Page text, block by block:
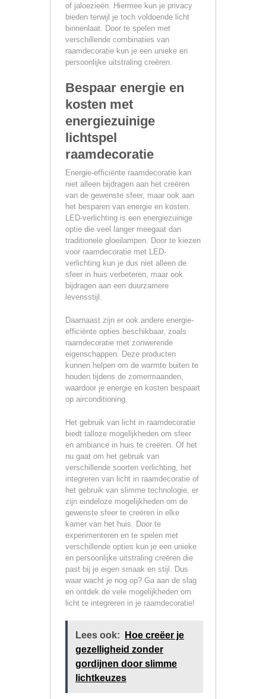
of jaloezieën. Hiermee kun je privacy
bieden terwijl je toch voldoende licht
binnenlaat. Door te spelen met
verschillende combinaties van
raamdecoratie kun je een unieke en
persoonlijke uitstraling creëren.
Bespaar energie en
kosten met
energiezuinige
lichtspel
raamdecoratie
Energie-efficiënte raamdecoratie kan
niet alleen bijdragen aan het creëren
van de gewenste sfeer, maar ook aan
het besparen van energie en kosten.
LED-verlichting is een energiezuinige
optie die veel langer meegaat dan
traditionele gloeilampen. Door te kiezen
voor raamdecoratie met LED-
verlichting kun je dus niet alleen de
sfeer in huis verbeteren, maar ook
bijdragen aan een duurzamere
levensstijl.
Daarnaast zijn er ook andere energie-
efficiënte opties beschikbaar, zoals
raamdecoratie met zonwerende
eigenschappen. Deze producten
kunnen helpen om de warmte buiten te
houden tijdens de zomermaanden,
waardoor je energie en kosten bespaart
op airconditioning.
Het gebruik van licht in raamdecoratie
biedt talloze mogelijkheden om sfeer
en ambiance in huis te creëren. Of het
nu gaat om het gebruik van
verschillende soorten verlichting, het
integreren van licht in raamdecoratie of
het gebruik van slimme technologie, er
zijn eindeloze mogelijkheden om de
gewenste sfeer te creëren in elke
kamer van het huis. Door te
experimenteren en te spelen met
verschillende opties kun je een unieke
en persoonlijke uitstraling creëren die
past bij je eigen smaak en stijl. Dus
waar wacht je nog op? Ga aan de slag
en ontdek de vele mogelijkheden om
licht te integreren in je raamdecoratie!
Lees ook:
Hoe creëer je
gezelligheid zonder
gordijnen door slimme
lichtkeuzes